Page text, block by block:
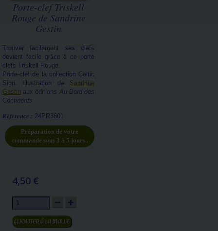
Porte-clef Triskell
Rouge de Sandrine
Gestin
Trouver facilement ses clefs
devient facile grâce à ce porte
clefs Triskell Rouge.
Porte-clef de la collection Celtic
Sign. Illustration de Sandrine
Gestin aux éditions Au Bord des
Continents
Référence : 24PR3601
Préparation de votre
commande sous 3 à 5 jours..
4,50 €
Ajouter au panier